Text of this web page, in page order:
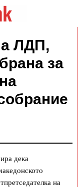
ЛДП,
за
дека
на